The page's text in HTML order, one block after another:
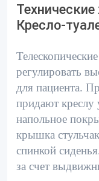
Кресло-
регулировать
для пациента.
придают
напольное
крышка
спинкой
за счет